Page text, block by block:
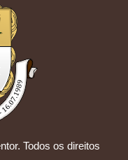
Todos os direitos